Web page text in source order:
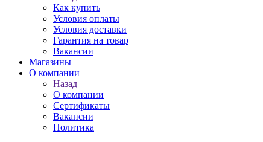
Как купить
Условия оплаты
Условия доставки
Гарантия на товар
Вакансии
Магазины
О компании
Назад
О компании
Сертификаты
Вакансии
Политика